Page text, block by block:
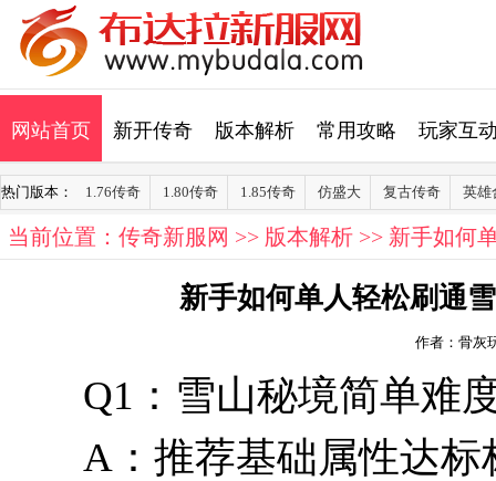
网站首页 新开传奇 版本解析 常用攻略 玩家互
热门版本： 1.76传奇 1.80传奇 1.85传奇 仿盛大 复古传奇 英雄
当前位置： 传奇新服网 >> 版本解析 >> 新手如何
新手如何单人轻松刷通
作者：骨灰
Q1：雪山秘境简单难
A：推荐基础属性达